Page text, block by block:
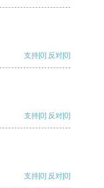
支持[0] 反对[0]
支持[0] 反对[0]
支持[0] 反对[0]